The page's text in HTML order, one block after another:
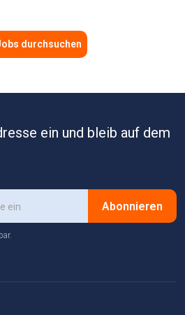
durchsuchen
ein und bleib auf dem
Abonnieren